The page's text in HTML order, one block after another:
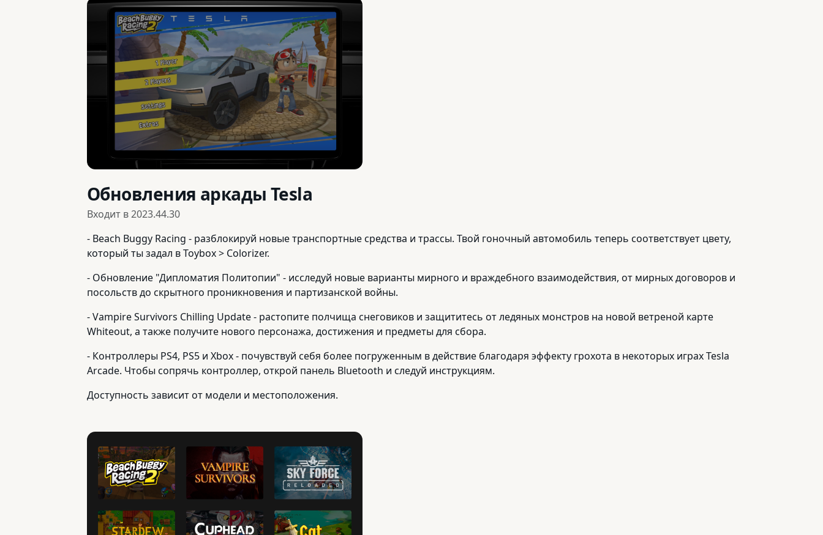
Обновления аркады Tesla
Входит в2023.44.30
- Beach Buggy Racing - разблокируй новые транспортные средства и трассы. Твой гоночный автомобиль теперь соответствует цвету,
который ты задал в Toybox > Colorizer.
- Обновление "Дипломатия Политопии" - исследуй новые варианты мирного и враждебного взаимодействия, от мирных договоров и
посольств до скрытного проникновения и партизанской войны.
- Vampire Survivors Chilling Update - растопите полчища снеговиков и защититесь от ледяных монстров на новой ветреной карте
Whiteout, а также получите нового персонажа, достижения и предметы для сбора.
- Контроллеры PS4, PS5 и Xbox - почувствуй себя более погруженным в действие благодаря эффекту грохота в некоторых играх Tesla
Arcade. Чтобы сопрячь контроллер, открой панель Bluetooth и следуй инструкциям.
Доступность зависит от модели и местоположения.